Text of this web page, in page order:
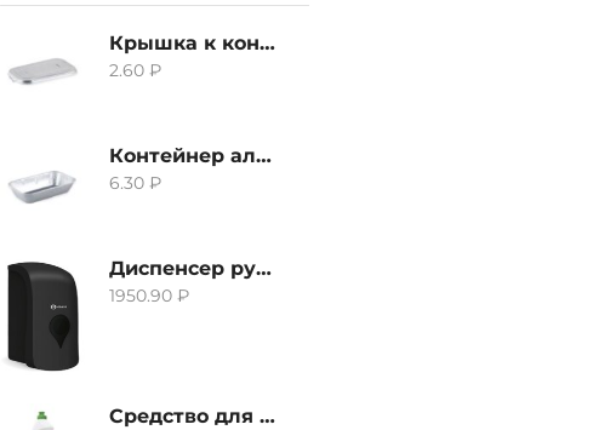
Крышка к контейнеру алюминиевого 380мл
2.60₽
Контейнер алюминиевый 380мл
6.30₽
Диспенсер ручной для жидкого мыла Grass IT-0638, черный
1950.90₽
Средство для удаления извести и ржавчины Grass Gloss-Gel, 500мл